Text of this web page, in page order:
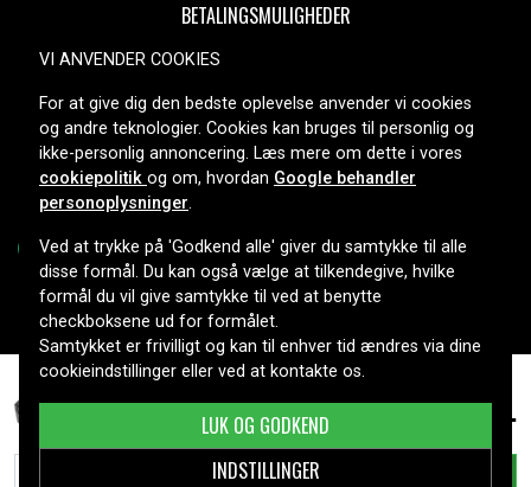
Einhell GP-EA 18/150 Li, 18,0V, 4000mAh 479 kr.
TILFØJ TIL KURV
BETALINGSMULIGHEDER
LEVERINGSMULIGHEDER
Copyright © 2026, Spares Nordic AB
VI ANVENDER COOKIES
For at give dig den bedste oplevelse anvender vi cookies
og andre teknologier. Cookies kan bruges til personlig og
ikke-personlig annoncering. Læs mere om dette i vores
cookiepolitik og om, hvordan Google behandler
personoplysninger.
Ved at trykke på 'Godkend alle' giver du samtykke til alle
disse formål. Du kan også vælge at tilkendegive, hvilke
formål du vil give samtykke til ved at benytte
checkboksene ud for formålet.
Samtykket er frivilligt og kan til enhver tid ændres via dine
cookieindstillinger eller ved at kontakte os.
INDSTILLINGER
LUK OG GODKEND